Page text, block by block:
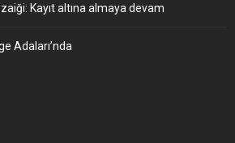
Kayıt altına almaya devam
Adaları’nda